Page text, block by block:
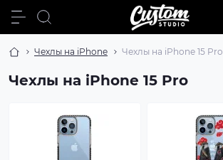
Чехлы на iPhone Чехлы на iPhone 15 Pro
Чехлы на iPhone 15 Pro